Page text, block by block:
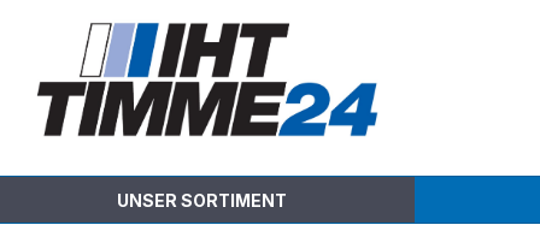
Hauptinhalt springen
Zur Suche springen
Zur Hauptnavigation springen
UNSER SORTIMENT